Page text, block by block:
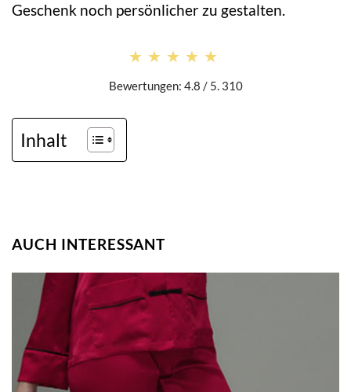
Geschenk noch persönlicher zu gestalten.
★★★★★
★★★★★
Bewertungen: 4.8 / 5. 310
Inhalt
AUCH INTERESSANT